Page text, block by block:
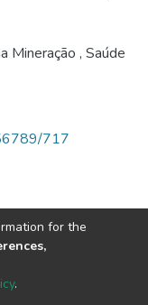
Mineração , Saúde
717
for the
.